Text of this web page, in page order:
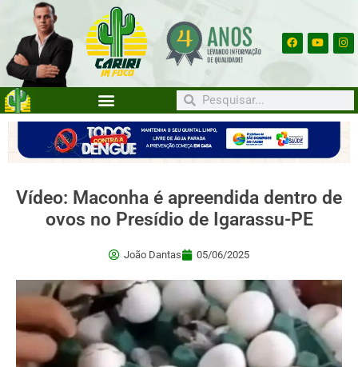
Vídeo: Maconha é apreendida dentro de
ovos no Presídio de Igarassu-PE
João Dantas 05/06/2025